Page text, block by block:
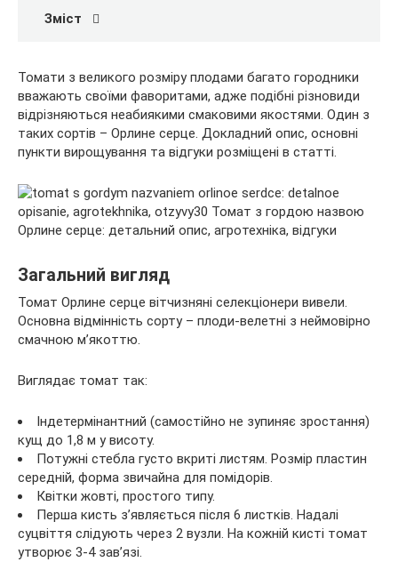
Зміст
Томати з великого розміру плодами багато городники
вважають своїми фаворитами, адже подібні різновиди
відрізняються неабиякими смаковими якостями. Один з
таких сортів – Орлине серце. Докладний опис, основні
пункти вирощування та відгуки розміщені в статті.
Загальний вигляд
Томат Орлине серце вітчизняні селекціонери вивели.
Основна відмінність сорту – плоди-велетні з неймовірно
смачною м’якоттю.
Виглядає томат так:
Індетермінантний (самостійно не зупиняє зростання)
кущ до 1,8 м у висоту.
Потужні стебла густо вкриті листям. Розмір пластин
середній, форма звичайна для помідорів.
Квітки жовті, простого типу.
Перша кисть з’являється після 6 листків. Надалі
суцвіття слідують через 2 вузли. На кожній кисті томат
утворює 3-4 зав’язі.